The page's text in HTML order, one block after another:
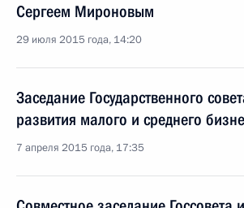
Сергеем Мироновым
29 июля 2015 года, 14:20
Заседание Государственного
развития малого и среднего
7 апреля 2015 года, 17:35